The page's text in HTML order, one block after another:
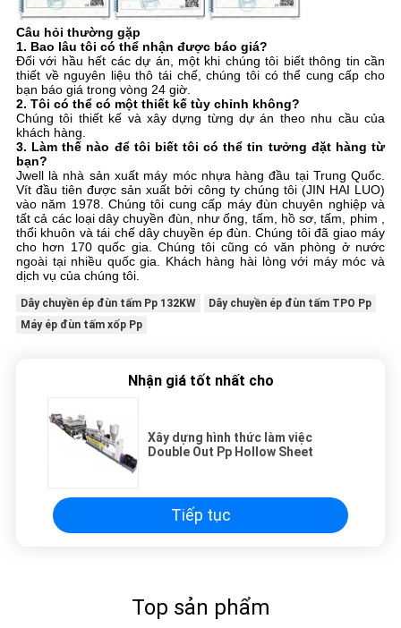
Câu hỏi thường gặp
1. Bao lâu tôi có thể nhận được báo giá?
Đối với hầu hết các dự án, một khi chúng tôi biết thông tin cần
thiết về nguyên liệu thô tái chế, chúng tôi có thể cung cấp cho
bạn báo giá trong vòng 24 giờ.
2. Tôi có thể có một thiết kế tùy chỉnh không?
Chúng tôi thiết kế và xây dựng từng dự án theo nhu cầu của
khách hàng.
3. Làm thế nào để tôi biết tôi có thể tin tưởng đặt hàng từ
bạn?
Jwell là nhà sản xuất máy móc nhựa hàng đầu tại Trung Quốc.
Vít đầu tiên được sản xuất bởi công ty chúng tôi (JIN HAI LUO)
vào năm 1978. Chúng tôi cung cấp máy đùn chuyên nghiệp và
tất cả các loại dây chuyền đùn, như ống, tấm, hồ sơ, tấm, phim ,
thổi khuôn và tái chế dây chuyền ép đùn. Chúng tôi đã giao máy
cho hơn 170 quốc gia. Chúng tôi cũng có văn phòng ở nước
ngoài tại nhiều quốc gia. Khách hàng hài lòng với máy móc và
dịch vụ của chúng tôi.
Dây chuyền ép đùn tấm Pp 132KW
Dây chuyền ép đùn tấm TPO Pp
Máy ép đùn tấm xốp Pp
Nhận giá tốt nhất cho
Xây dựng hình thức làm việc
Double Out Pp Hollow Sheet
Tiếp tục
Top sản phẩm